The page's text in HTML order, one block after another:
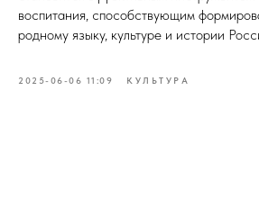
воспитания, способствующим
родному языку, культуре и истории
2025-06-06 11:09 КУЛЬТУРА